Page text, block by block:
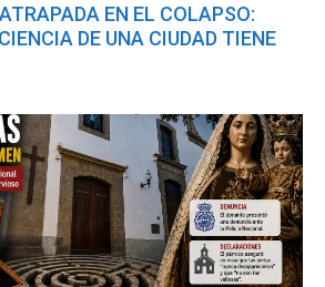
EN EL COLAPSO:
DE UNA CIUDAD TIENE